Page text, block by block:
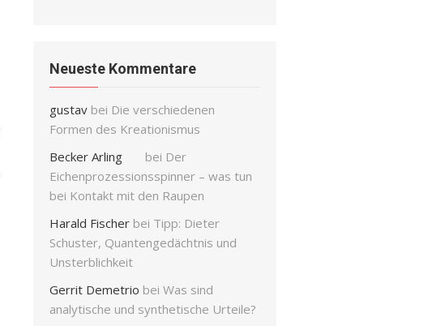
Neueste Kommentare
gustav bei Die verschiedenen
Formen des Kreationismus
Becker Arling
bei Der
Eichenprozessionsspinner – was tun
bei Kontakt mit den Raupen
Harald Fischer bei Tipp: Dieter
Schuster, Quantengedächtnis und
Unsterblichkeit
Gerrit Demetrio bei Was sind
analytische und synthetische Urteile?